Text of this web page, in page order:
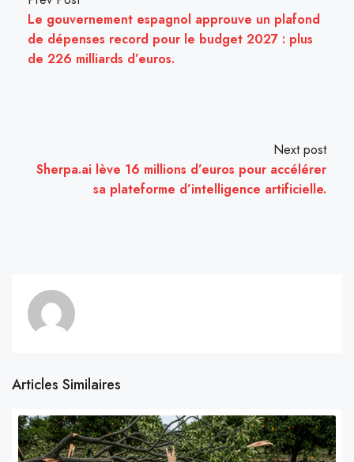
Le gouvernement espagnol approuve un plafond
de dépenses record pour le budget 2027 : plus
de 226 milliards d’euros.
Next post
Sherpa.ai lève 16 millions d’euros pour accélérer
sa plateforme d’intelligence artificielle.
Articles Similaires